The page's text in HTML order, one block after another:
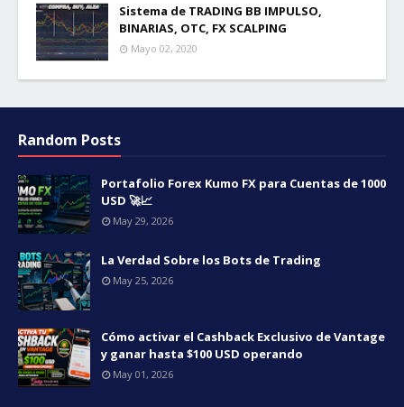
Sistema de TRADING BB IMPULSO,
BINARIAS, OTC, FX SCALPING
Mayo 02, 2020
Random Posts
Portafolio Forex Kumo FX para Cuentas de 1000
USD 🚀📈
May 29, 2026
La Verdad Sobre los Bots de Trading
May 25, 2026
Cómo activar el Cashback Exclusivo de Vantage
y ganar hasta $100 USD operando
May 01, 2026